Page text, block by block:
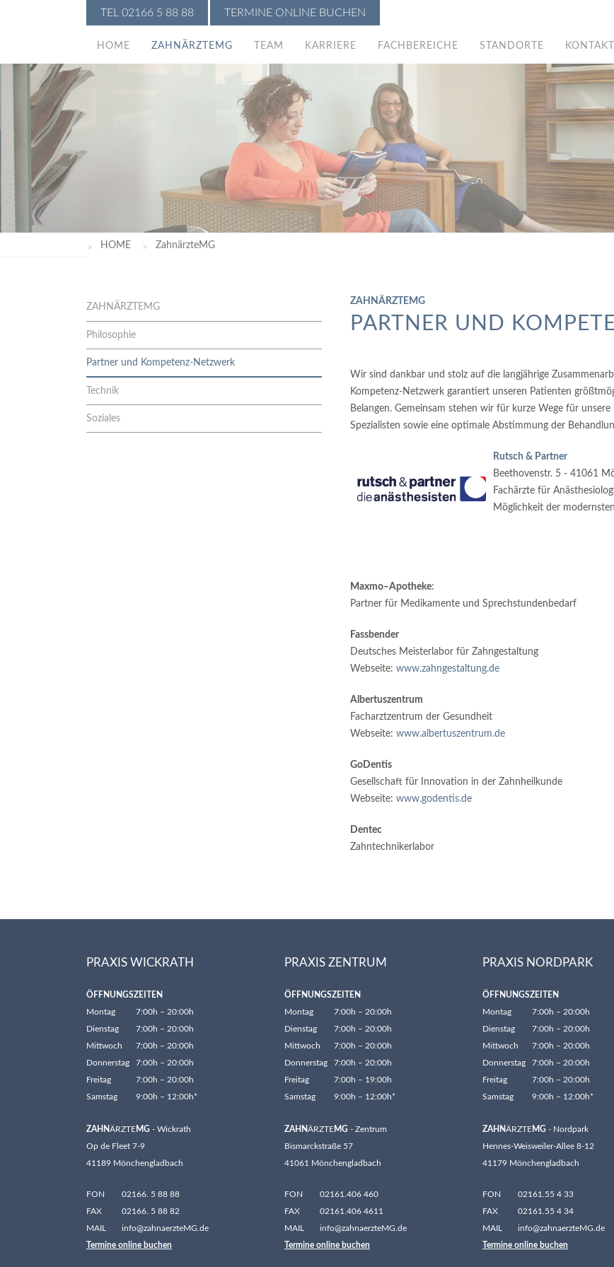
HOME ZAHNÄRZTEMG TEAM KARRIERE FACHBEREICHE STANDORTE KONTAKT
TEL 02166 5 88 88 TERMINE ONLINE BUCHEN
HOME ZahnärzteMG
ZAHNÄRZTEMG
PARTNER UND
Wir sind dankbar und stolz auf die langjährige
Kompetenz-Netzwerk garantiert unseren Patienten
Belangen. Gemeinsam stehen wir für kurze Wege für
Spezialisten sowie eine optimale Abstimmung der
Rutsch & Partner
Beethovenstr. 5 - 41061
Fachärzte für
Möglichkeit der
Maxmo–Apotheke:
Partner für Medikamente und Sprechstundenbedarf
Fassbender
Deutsches Meisterlabor für Zahngestaltung
Webseite:www.zahngestaltung.de
Albertuszentrum
Facharztzentrum der Gesundheit
Webseite:www.albertuszentrum.de
GoDentis
Gesellschaft für Innovation in der Zahnheilkunde
Webseite:www.godentis.de
Dentec
Zahntechnikerlabor
ZAHNÄRZTEMG
Philosophie
Partner und Kompetenz-Netzwerk
Technik
Soziales
PRAXIS WICKRATH
ÖFFNUNGSZEITEN
Montag
7:00h – 20:00h
Dienstag
7:00h – 20:00h
Mittwoch
7:00h – 20:00h
Donnerstag
7:00h – 20:00h
Freitag
7:00h – 20:00h
Samstag
9:00h – 12:00h*
ZAHNÄRZTEMG - Wickrath
Op de Fleet 7-9
41189 Mönchengladbach
FON
02166. 5 88 88
FAX
02166. 5 88 82
MAIL
info@zahnaerzteMG.de
Termine online buchen
PRAXIS ZENTRUM
ÖFFNUNGSZEITEN
Montag
7:00h – 20:00h
Dienstag
7:00h – 20:00h
Mittwoch
7:00h – 20:00h
Donnerstag
7:00h – 20:00h
Freitag
7:00h – 19:00h
Samstag
9:00h – 12:00h*
ZAHNÄRZTEMG - Zentrum
Bismarckstraße 57
41061 Mönchengladbach
FON
02161.406 460
FAX
02161.406 4611
MAIL
info@zahnaerzteMG.de
Termine online buchen
PRAXIS NORDPARK
ÖFFNUNGSZEITEN
Montag
7:00h – 20:00h
Dienstag
7:00h – 20:00h
Mittwoch
7:00h – 20:00h
Donnerstag
7:00h – 20:00h
Freitag
7:00h – 20:00h
Samstag
9:00h – 12:00h*
ZAHNÄRZTEMG - Nordpark
Hennes-Weisweiler-Allee 8-12
41179 Mönchengladbach
FON
02161.55 4 33
FAX
02161.55 4 34
MAIL
info@zahnaerzteMG.de
Termine online buchen